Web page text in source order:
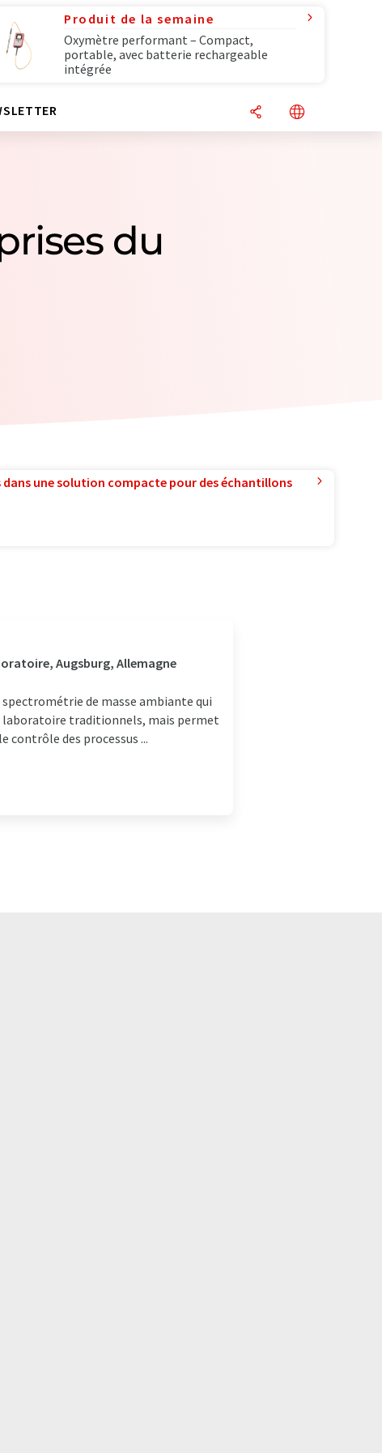
Produit de la semaine
Oxymètre performant – Compact,
portable, avec batterie rechargeable
intégrée
du
dans une solution compacte pour des échantillons
Augsburg, Allemagne
de masse ambiante qui
traditionnels, mais permet
contrôle des processus ...